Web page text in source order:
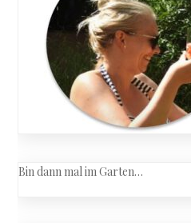
Bin dann mal im Garten…